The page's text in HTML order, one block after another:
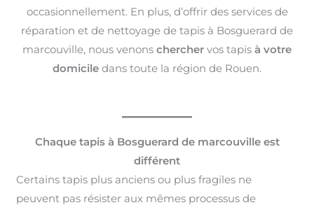
occasionnellement. En plus, d’offrir des services de
réparation et de nettoyage de tapis à Bosguerard de
marcouville, nous venons chercher vos tapis à votre
domicile dans toute la région de Rouen.
Chaque tapis à Bosguerard de marcouville est
différent
Certains tapis plus anciens ou plus fragiles ne
peuvent pas résister aux mêmes processus de